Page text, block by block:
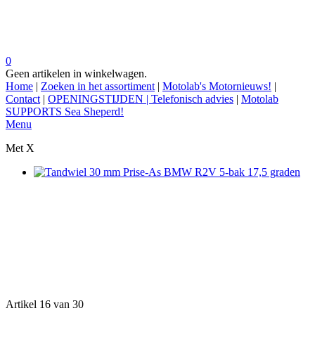
0
Geen artikelen in winkelwagen.
Home | Zoeken in het assortiment | Motolab's Motornieuws! |
Contact | OPENINGSTIJDEN | Telefonisch advies | Motolab
SUPPORTS Sea Sheperd!
Menu
Met X
Artikel 16 van 30